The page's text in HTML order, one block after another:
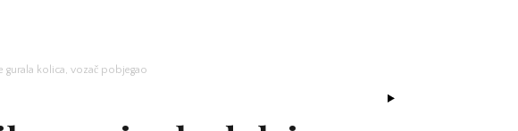
gurala kolica, vozač pobjegao